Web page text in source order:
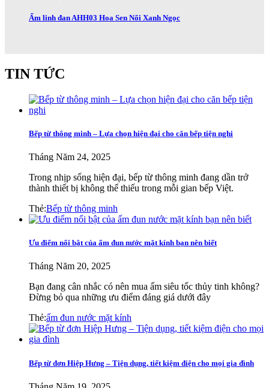
Ấm linh đan AHH03 Hoa Sen Nổi Xanh Ngọc
TIN TỨC
Bếp từ thông minh – Lựa chọn hiện đại cho căn bếp tiện nghi
Tháng Năm 24, 2025
Trong nhịp sống hiện đại, bếp từ thông minh đang dần trở
thành thiết bị không thể thiếu trong mỗi gian bếp Việt.
Thẻ:Bếp từ thông minh
Ưu điểm nổi bật của ấm đun nước mặt kính bạn nên biết
Tháng Năm 20, 2025
Bạn đang cân nhắc có nên mua ấm siêu tốc thủy tinh không?
Đừng bỏ qua những ưu điểm đáng giá dưới đây
Thẻ:ấm đun nước mặt kính
Bếp từ đơn Hiệp Hưng – Tiện dụng, tiết kiệm điện cho mọi gia đình